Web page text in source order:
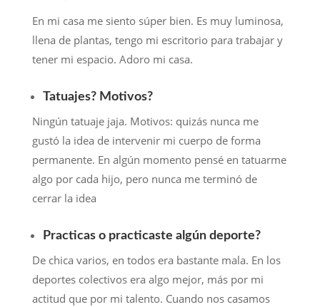
En mi casa me siento súper bien. Es muy luminosa,
llena de plantas, tengo mi escritorio para trabajar y
tener mi espacio. Adoro mi casa.
Tatuajes? Motivos?
Ningún tatuaje jaja. Motivos: quizás nunca me
gustó la idea de intervenir mi cuerpo de forma
permanente. En algún momento pensé en tatuarme
algo por cada hijo, pero nunca me terminó de
cerrar la idea
Practicas o practicaste algún deporte?
De chica varios, en todos era bastante mala. En los
deportes colectivos era algo mejor, más por mi
actitud que por mi talento. Cuando nos casamos